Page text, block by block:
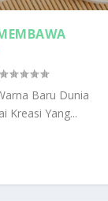
Baru Dunia
Kreasi Yang...